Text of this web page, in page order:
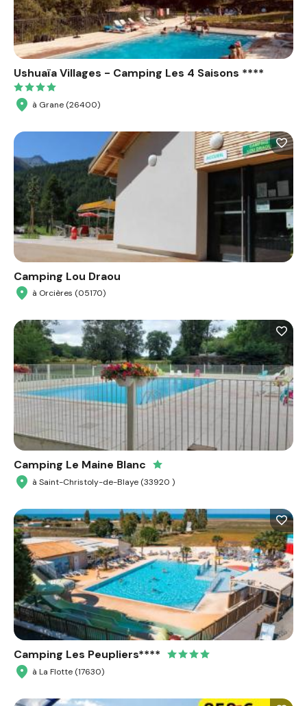
Ushuaïa Villages - Camping Les 4 Saisons ****
à Grane (26400)
Camping Lou Draou
à Orcières (05170)
Camping Le Maine Blanc
à Saint-Christoly-de-Blaye (33920 )
Camping Les Peupliers****
à La Flotte (17630)